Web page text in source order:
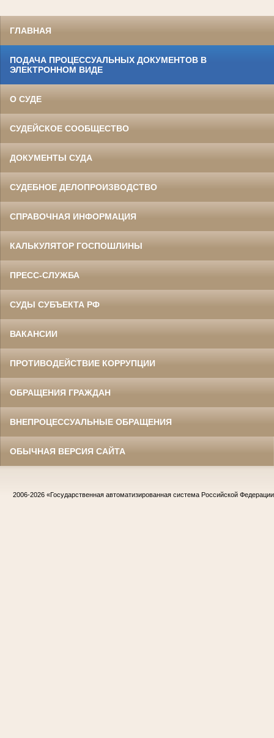
ГЛАВНАЯ
ПОДАЧА ПРОЦЕССУАЛЬНЫХ ДОКУМЕНТОВ В
ЭЛЕКТРОННОМ ВИДЕ
О СУДЕ
СУДЕЙСКОЕ СООБЩЕСТВО
ДОКУМЕНТЫ СУДА
СУДЕБНОЕ ДЕЛОПРОИЗВОДСТВО
СПРАВОЧНАЯ ИНФОРМАЦИЯ
КАЛЬКУЛЯТОР ГОСПОШЛИНЫ
ПРЕСС-СЛУЖБА
СУДЫ СУБЪЕКТА РФ
ВАКАНСИИ
ПРОТИВОДЕЙСТВИЕ КОРРУПЦИИ
ОБРАЩЕНИЯ ГРАЖДАН
ВНЕПРОЦЕССУАЛЬНЫЕ ОБРАЩЕНИЯ
ОБЫЧНАЯ ВЕРСИЯ САЙТА
2006-2026 «Государственная автоматизированная система Российской